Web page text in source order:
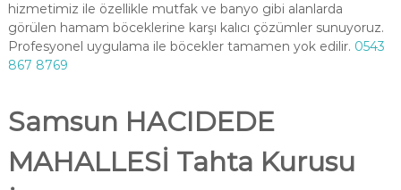
hizmetimiz ile özellikle mutfak ve banyo gibi alanlarda
görülen hamam böceklerine karşı kalıcı çözümler sunuyoruz.
Profesyonel uygulama ile böcekler tamamen yok edilir. 0543
867 8769
Samsun HACIDEDE
MAHALLESİ Tahta Kurusu